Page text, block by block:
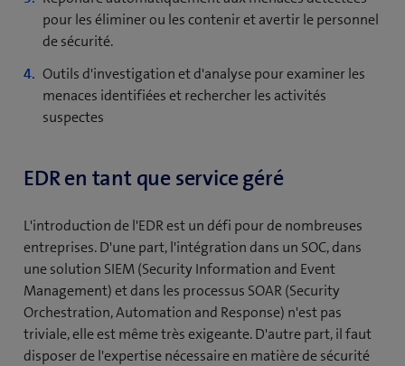
pour les éliminer ou les contenir et avertir le personnel
de sécurité.
Outils d'investigation et d'analyse pour examiner les
menaces identifiées et rechercher les activités
suspectes
EDR en tant que service géré
L'introduction de l'EDR est un défi pour de nombreuses
entreprises. D'une part, l'intégration dans un SOC, dans
une solution SIEM (Security Information and Event
Management) et dans les processus SOAR (Security
Orchestration, Automation and Response) n'est pas
triviale, elle est même très exigeante. D'autre part, il faut
disposer de l'expertise nécessaire en matière de sécurité